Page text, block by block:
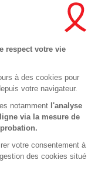
respect votre vie
à des cookies pour
votre navigateur.
notamment l'analyse
via la mesure de
votre consentement à
des cookies situé
DES DONNÉES
over what you want to